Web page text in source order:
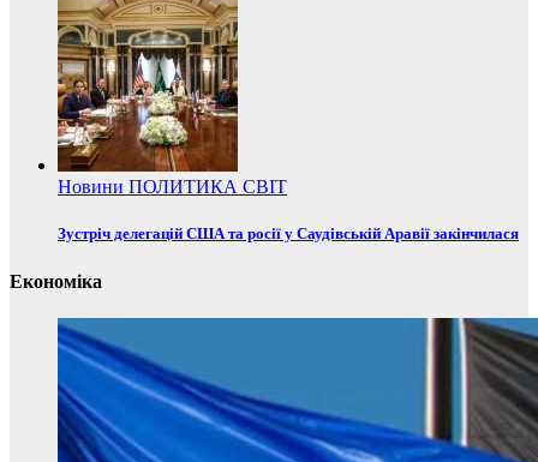
Новини ПОЛИТИКА СВІТ
Зустріч делегацій США та росії у Саудівській Аравії закінчилася
Економіка